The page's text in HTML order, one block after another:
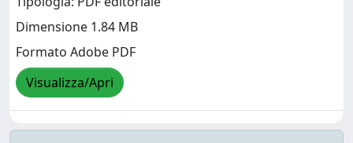
Dimensione 1.84 MB
Formato Adobe PDF
Visualizza/Apri